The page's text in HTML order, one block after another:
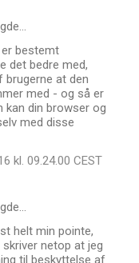
er bestemt
det bedre med,
at den
med - og så er
kan din browser og
med disse
kl. 09.24.00 CEST
helt min pointe,
netop at jeg
til beskyttelse af